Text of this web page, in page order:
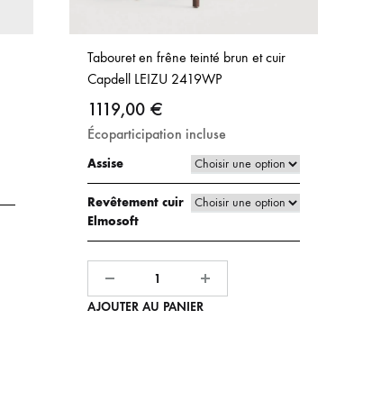
Tabouret en frêne teinté brun et cuir
Capdell LEIZU 2419WP
1119,00 €
Écoparticipation incluse
Assise
Revêtement cuir
Elmosoft
AJOUTER AU PANIER